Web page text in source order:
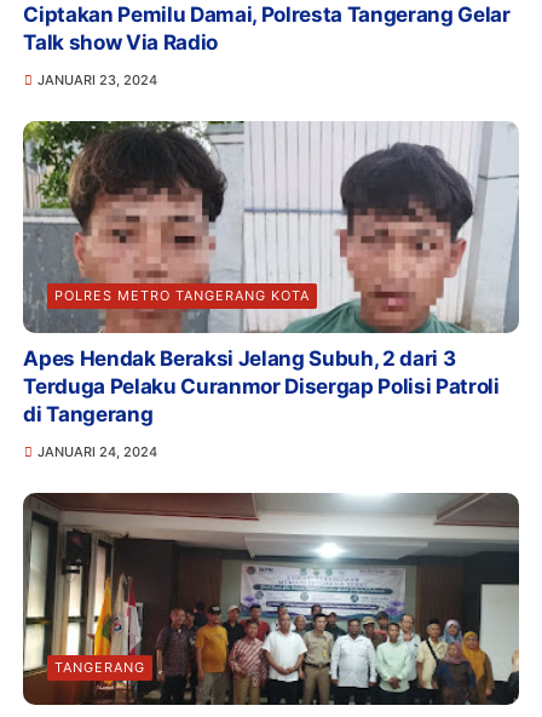
Ciptakan Pemilu Damai, Polresta Tangerang Gelar
Talk show Via Radio
JANUARI 23, 2024
POLRES METRO TANGERANG KOTA
Apes Hendak Beraksi Jelang Subuh, 2 dari 3
Terduga Pelaku Curanmor Disergap Polisi Patroli
di Tangerang
JANUARI 24, 2024
TANGERANG